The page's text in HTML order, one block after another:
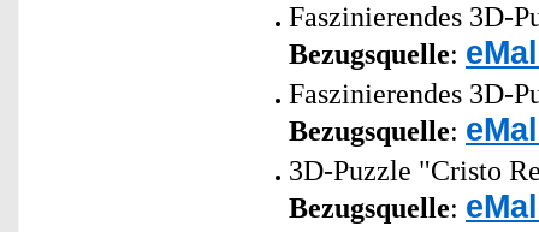
Faszinierendes 3D-
Bezugsquelle:
Faszinierendes 3D-
Bezugsquelle:
3D-Puzzle "Cristo
Bezugsquelle: